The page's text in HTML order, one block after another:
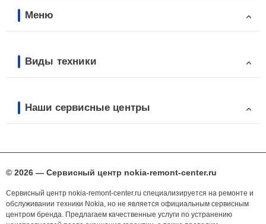
Меню
Виды техники
Наши сервисные центры
© 2026 — Сервисный центр nokia-remont-center.ru
Сервисный центр nokia-remont-center.ru специализируется на ремонте и
обслуживании техники Nokia, но не является официальным сервисным
центром бренда. Предлагаем качественные услуги по устранению